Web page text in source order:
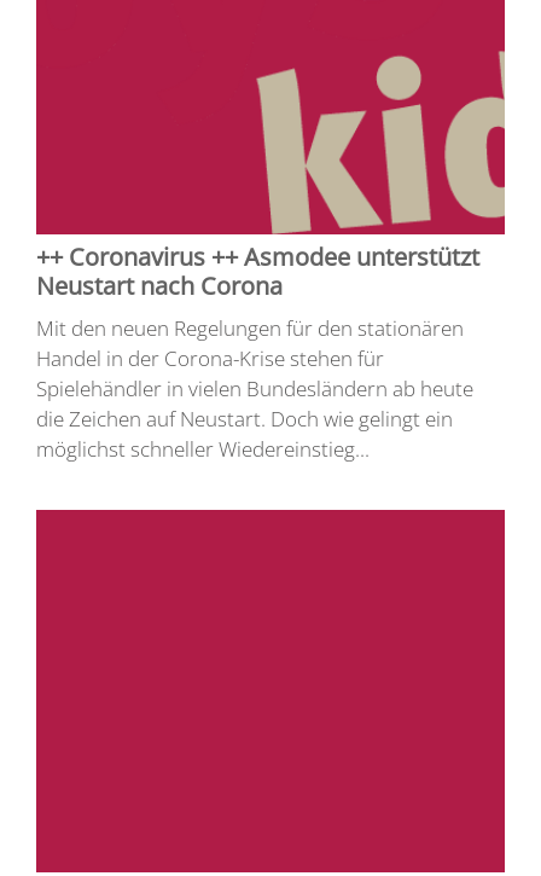
++ Coronavirus ++ Asmodee unterstützt
Neustart nach Corona
Mit den neuen Regelungen für den stationären
Handel in der Corona-Krise stehen für
Spielehändler in vielen Bundesländern ab heute
die Zeichen auf Neustart. Doch wie gelingt ein
möglichst schneller Wiedereinstieg...